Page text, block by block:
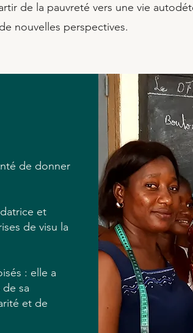
de la pauvreté vers une vie
nouvelles perspectives.
de donner
et
de visu la
: elle a
sa
et de